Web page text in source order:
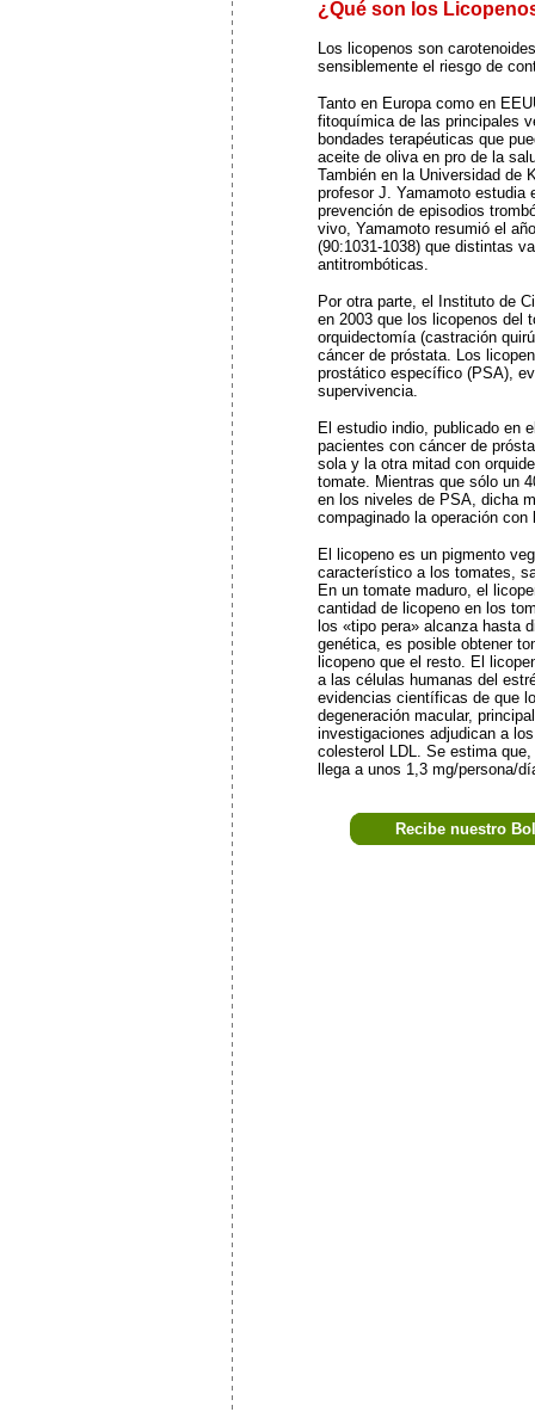
¿Qué son los
Los licopenos son
sensiblemente el riesgo de
Tanto en Europa como en
fitoquímica de las principales
bondades terapéuticas que
aceite de oliva en pro de la
También en la Universidad de
profesor J. Yamamoto estudia
prevención de episodios
vivo, Yamamoto resumió el
(90:1031-1038) que distintas
antitrombóticas.
Por otra parte, el Instituto de
en 2003 que los licopenos del
orquidectomía (castración
cáncer de próstata. Los
prostático específico (PSA),
supervivencia.
El estudio indio, publicado en
pacientes con cáncer de
sola y la otra mitad con
tomate. Mientras que sólo un
en los niveles de PSA, dicha
compaginado la operación
El licopeno es un pigmento
característico a los tomates,
En un tomate maduro, el
cantidad de licopeno en los
los «tipo pera» alcanza hasta
genética, es posible obtener
licopeno que el resto. El
a las células humanas del
evidencias científicas de que
degeneración macular,
investigaciones adjudican a
colesterol LDL. Se estima
llega a unos 1,3 mg/persona/
Recibe nuestro